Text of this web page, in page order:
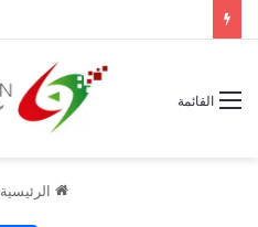
القائمة
الرئيسية